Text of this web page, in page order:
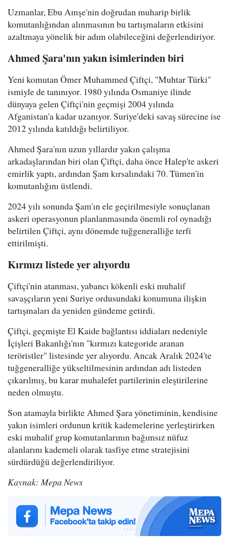
Uzmanlar, Ebu Amşe'nin doğrudan muharip birlik
komutanlığından alınmasının bu tartışmaların etkisini
azaltmaya yönelik bir adım olabileceğini değerlendiriyor.
Ahmed Şara'nın yakın isimlerinden biri
Yeni komutan Ömer Muhammed Çiftçi, "Muhtar Türki"
ismiyle de tanınıyor. 1980 yılında Osmaniye ilinde
dünyaya gelen Çiftçi'nin geçmişi 2004 yılında
Afganistan'a kadar uzanıyor. Suriye'deki savaş sürecine ise
2012 yılında katıldığı belirtiliyor.
Ahmed Şara'nın uzun yıllardır yakın çalışma
arkadaşlarından biri olan Çiftçi, daha önce Halep'te askeri
emirlik yaptı, ardından Şam kırsalındaki 70. Tümen'in
komutanlığını üstlendi.
2024 yılı sonunda Şam'ın ele geçirilmesiyle sonuçlanan
askeri operasyonun planlanmasında önemli rol oynadığı
belirtilen Çiftçi, aynı dönemde tuğgeneralliğe terfi
ettirilmişti.
Kırmızı listede yer alıyordu
Çiftçi'nin atanması, yabancı kökenli eski muhalif
savaşçıların yeni Suriye ordusundaki konumuna ilişkin
tartışmaları da yeniden gündeme getirdi.
Çiftçi, geçmişte El Kaide bağlantısı iddiaları nedeniyle
İçişleri Bakanlığı'nın "kırmızı kategoride aranan
teröristler" listesinde yer alıyordu. Ancak Aralık 2024'te
tuğgeneralliğe yükseltilmesinin ardından adı listeden
çıkarılmış, bu karar muhalefet partilerinin eleştirilerine
neden olmuştu.
Son atamayla birlikte Ahmed Şara yönetiminin, kendisine
yakın isimleri ordunun kritik kademelerine yerleştirirken
eski muhalif grup komutanlarının bağımsız nüfuz
alanlarını kademeli olarak tasfiye etme stratejisini
sürdürdüğü değerlendiriliyor.
Kaynak: Mepa News